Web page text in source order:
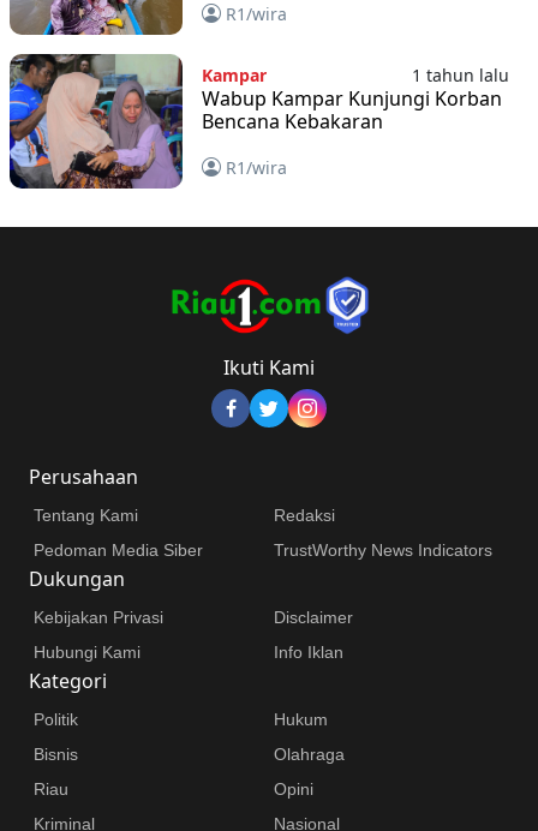
R1/wira
Kampar 1 tahun lalu
Wabup Kampar Kunjungi Korban
Bencana Kebakaran
R1/wira
Ikuti Kami
Perusahaan
Tentang Kami
Redaksi
Pedoman Media Siber
TrustWorthy News Indicators
Dukungan
Kebijakan Privasi
Disclaimer
Hubungi Kami
Info Iklan
Kategori
Politik
Hukum
Bisnis
Olahraga
Riau
Opini
Kriminal
Nasional